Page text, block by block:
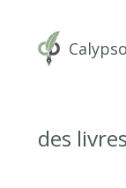
contenu
des